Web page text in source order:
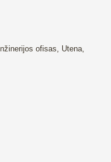
ofisas, Utena,